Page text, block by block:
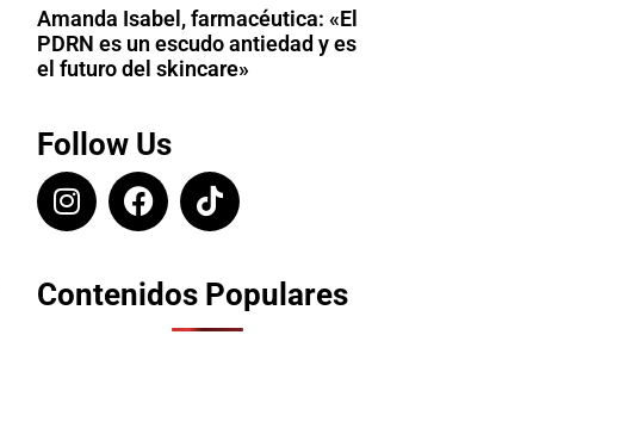
Amanda Isabel, farmacéutica: «El
PDRN es un escudo antiedad y es
el futuro del skincare»
Follow Us
Contenidos Populares